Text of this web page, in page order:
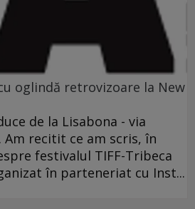
oglindă retrovizoare la New
de la Lisabona - via
Am recitit ce am scris, în
festivalul TIFF-Tribeca
în parteneriat cu Inst...